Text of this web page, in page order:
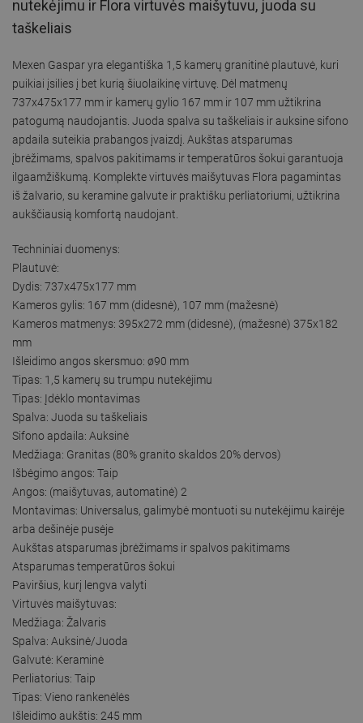
nutekėjimu ir Flora virtuvės maišytuvu, juoda su
taškeliais
Mexen Gaspar yra elegantiška 1,5 kamerų granitinė plautuvė, kuri
puikiai įsilies į bet kurią šiuolaikinę virtuvę. Dėl matmenų
737x475x177 mm ir kamerų gylio 167 mm ir 107 mm užtikrina
patogumą naudojantis. Juoda spalva su taškeliais ir auksine sifono
apdaila suteikia prabangos įvaizdį. Aukštas atsparumas
įbrėžimams, spalvos pakitimams ir temperatūros šokui garantuoja
ilgaamžiškumą. Komplekte virtuvės maišytuvas Flora pagamintas
iš žalvario, su keramine galvute ir praktišku perliatoriumi, užtikrina
aukščiausią komfortą naudojant.
Techniniai duomenys:
Plautuvė:
Dydis: 737x475x177 mm
Kameros gylis: 167 mm (didesnė), 107 mm (mažesnė)
Kameros matmenys: 395x272 mm (didesnė), (mažesnė) 375x182
mm
Išleidimo angos skersmuo: ø90 mm
Tipas: 1,5 kamerų su trumpu nutekėjimu
Tipas: Įdėklo montavimas
Spalva: Juoda su taškeliais
Sifono apdaila: Auksinė
Medžiaga: Granitas (80% granito skaldos 20% dervos)
Išbėgimo angos: Taip
Angos: (maišytuvas, automatinė) 2
Montavimas: Universalus, galimybė montuoti su nutekėjimu kairėje
arba dešinėje pusėje
Aukštas atsparumas įbrėžimams ir spalvos pakitimams
Atsparumas temperatūros šokui
Paviršius, kurį lengva valyti
Virtuvės maišytuvas:
Medžiaga: Žalvaris
Spalva: Auksinė/Juoda
Galvutė: Keraminė
Perliatorius: Taip
Tipas: Vieno rankenėlės
Išleidimo aukštis: 245 mm